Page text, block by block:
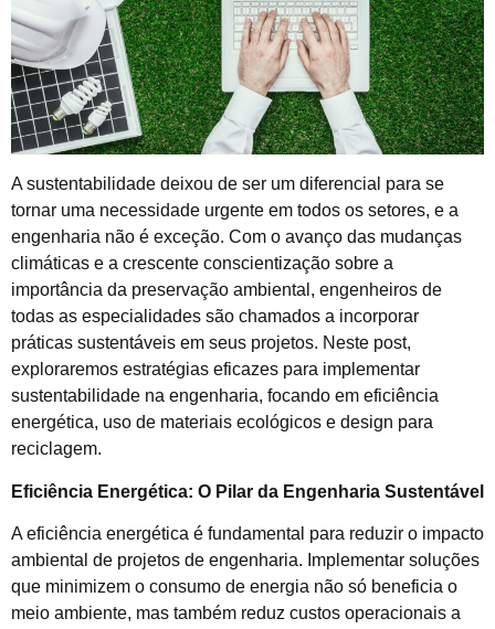
A sustentabilidade deixou de ser um diferencial para se
tornar uma necessidade urgente em todos os setores, e a
engenharia não é exceção. Com o avanço das mudanças
climáticas e a crescente conscientização sobre a
importância da preservação ambiental, engenheiros de
todas as especialidades são chamados a incorporar
práticas sustentáveis em seus projetos. Neste post,
exploraremos estratégias eficazes para implementar
sustentabilidade na engenharia, focando em eficiência
energética, uso de materiais ecológicos e design para
reciclagem.
Eficiência Energética: O Pilar da Engenharia Sustentável
A eficiência energética é fundamental para reduzir o impacto
ambiental de projetos de engenharia. Implementar soluções
que minimizem o consumo de energia não só beneficia o
meio ambiente, mas também reduz custos operacionais a